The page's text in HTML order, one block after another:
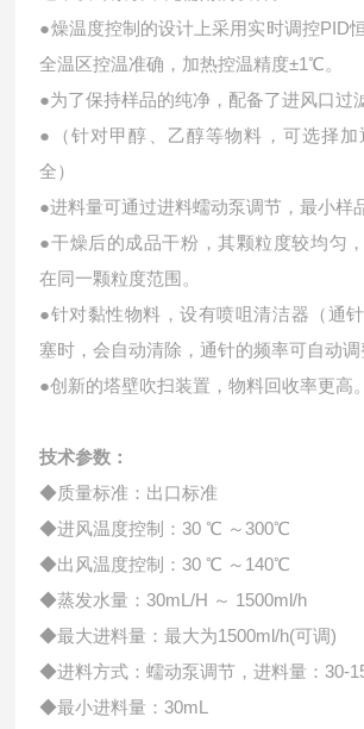
●燥温度控制的设计上采用实时调控PID
全温区控温准确，加热控温精度±1℃。
●为了保持样品的纯净，配备了进风口过
●（针对甲醇、乙醇等物料，可选择
全）
●进料量可通过进料蠕动泵调节，最小样
●干燥后的成品干粉，其颗粒度较均匀
在同一颗粒度范围。
●针对黏性物料，设有喷咀清洁器（通
塞时，会自动清除，通针的频率可自动调
●创新的塔壁吹扫装置，物料回收率更高。
技术参数：
◆质量标准：出口标准
◆进风温度控制：30 ℃ ～300℃
◆出风温度控制：30 ℃ ～140℃
◆蒸发水量：30mL/H ～ 1500ml/h
◆最大进料量：最大为1500ml/h(可调)
◆进料方式：蠕动泵调节，进料量：30-
◆最小进料量：30mL